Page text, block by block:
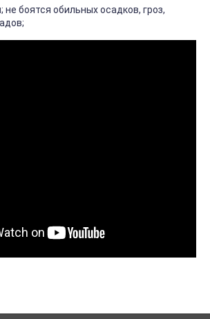
не боятся обильных осадков, гроз,